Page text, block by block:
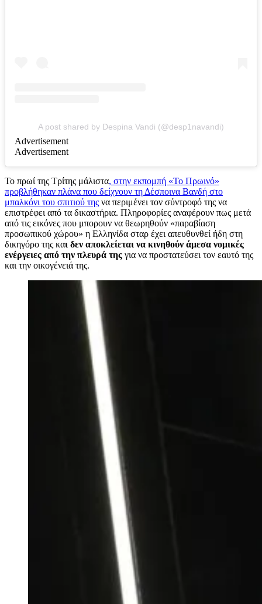
A post shared by Despina Vandi (@desp1navandi)
Advertisement
Advertisement
Το πρωί της Τρίτης μάλιστα, στην εκπομπή «Το Πρωινό»
προβλήθηκαν πλάνα που δείχνουν τη Δέσποινα Βανδή στο
μπαλκόνι του σπιτιού της να περιμένει τον σύντροφό της να
επιστρέφει από τα δικαστήρια. Πληροφορίες αναφέρουν πως μετά
από τις εικόνες που μπορουν να θεωρηθούν «παραβίαση
προσωπικού χώρου» η Ελληνίδα σταρ έχει απευθυνθεί ήδη στη
δικηγόρο της και δεν αποκλείεται να κινηθούν άμεσα νομικές
ενέργειες από την πλευρά της για να προστατεύσει τον εαυτό της
και την οικογένειά της.